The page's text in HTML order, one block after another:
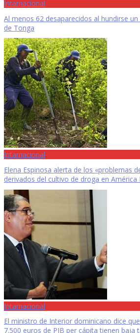
Intarnacional
Al menos 62 desaparecidos al hundirse
de Tonga
Intarnacional
Elena Espinosa alerta de los «problemas
derivados del cultivo de droga en América
Intarnacional
El ministro de Interior dominicano dice
7.500 euros de PIB per cápita tienen baja